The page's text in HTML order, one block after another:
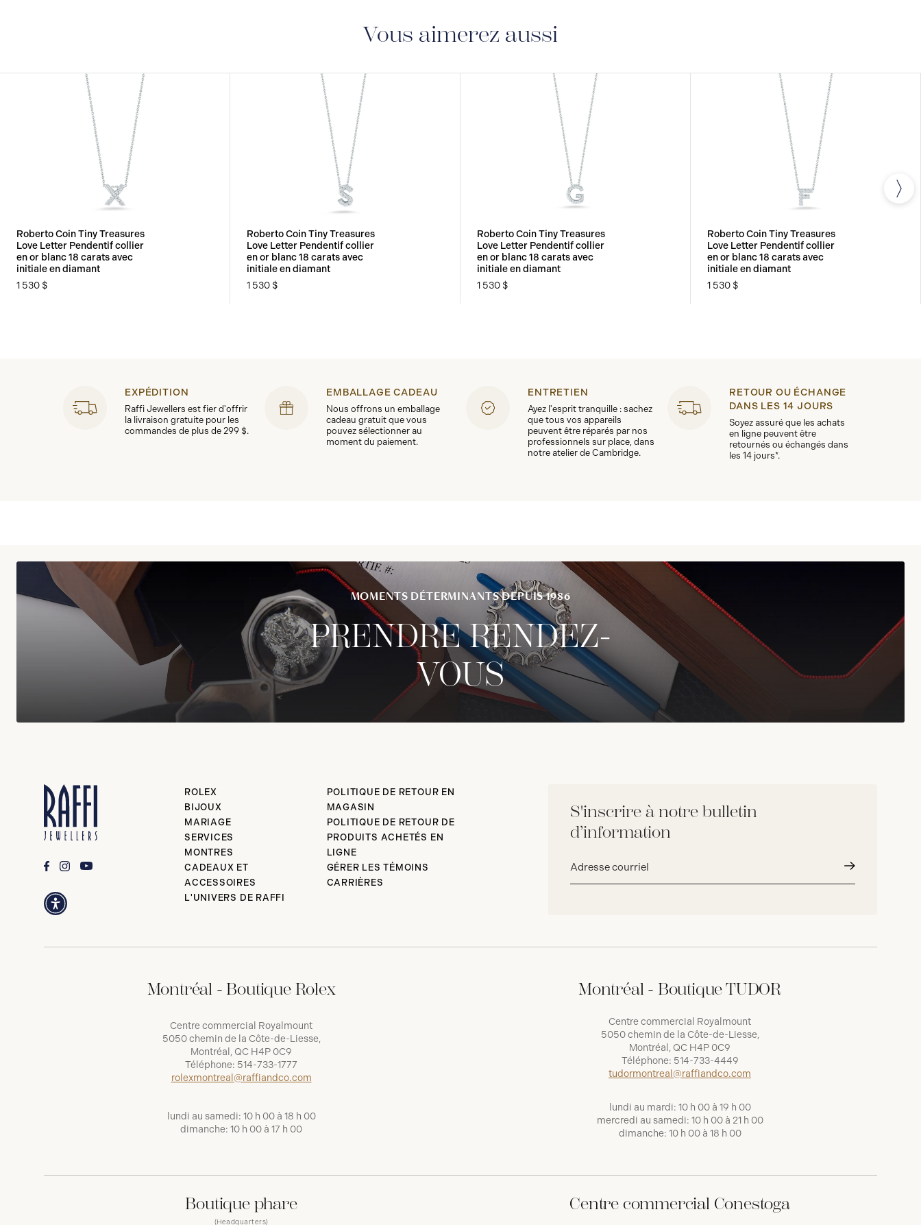
Vous aimerez aussi
Roberto Coin Tiny Treasures
Love Letter Pendentif collier
en or blanc 18 carats avec
initiale en diamant
1 530 $
Roberto Coin Tiny Treasures
Love Letter Pendentif collier
en or blanc 18 carats avec
initiale en diamant
1 530 $
Roberto Coin Tiny Treasures
Love Letter Pendentif collier
en or blanc 18 carats avec
initiale en diamant
1 530 $
Roberto Coin Tiny Treasures
Love Letter Pendentif collier
en or blanc 18 carats avec
initiale en diamant
1 530 $
EXPÉDITION
Raffi Jewellers est fier d'offrir
la livraison gratuite pour les
commandes de plus de 299 $.
EMBALLAGE CADEAU
Nous offrons un emballage
cadeau gratuit que vous
pouvez sélectionner au
moment du paiement.
ENTRETIEN
Ayez l'esprit tranquille : sachez
que tous vos appareils
peuvent être réparés par nos
professionnels sur place, dans
notre atelier de Cambridge.
RETOUR OU ÉCHANGE
DANS LES 14 JOURS
Soyez assuré que les achats
en ligne peuvent être
retournés ou échangés dans
les 14 jours*.
MOMENTS DÉTERMINANTS DEPUIS 1986
PRENDRE RENDEZ-
VOUS
S'inscrire à notre bulletin
d’information
courriel*
ROLEX
BIJOUX
MARIAGE
SERVICES
MONTRES
CADEAUX ET
ACCESSOIRES
L'UNIVERS DE RAFFI
POLITIQUE DE RETOUR EN
MAGASIN
POLITIQUE DE RETOUR DE
PRODUITS ACHETÉS EN
LIGNE
GÉRER LES TÉMOINS
CARRIÈRES
Montréal - Boutique Rolex
Centre commercial Royalmount
5050 chemin de la Côte-de-Liesse,
Montréal, QC H4P 0C9
Téléphone: 514-733-1777
rolexmontreal@raffiandco.com
lundi au samedi: 10 h 00 à 18 h 00
dimanche: 10 h 00 à 17 h 00
Montréal - Boutique TUDOR
Centre commercial Royalmount
5050 chemin de la Côte-de-Liesse,
Montréal, QC H4P 0C9
Téléphone: 514-733-4449
tudormontreal@raffiandco.com
lundi au mardi: 10 h 00 à 19 h 00
mercredi au samedi: 10 h 00 à 21 h 00
dimanche: 10 h 00 à 18 h 00
Boutique phare
(Headquarters)
Centre commercial Conestoga